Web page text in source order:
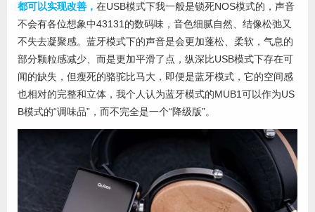
都可以实现改善， 在USB模式下我一般是锁死NOS模式的，声音
不会有各位想象中43131的数码味，音色细腻自然、结像松弛又
不失去凝聚感。蓝牙模式下的声音是会更加蓬松、柔软，气息的
部分颗粒感减少、而是更加平滑了点，纵深比USB模式下存在可
闻的缺失，但瘦死的骆驼比马大，即便是蓝牙模式，它的空间感
也相对的完整和立体，我个人认为蓝牙模式的MUB1可以作为US
B模式的“调味品”，而不完全是一个“降级版”。